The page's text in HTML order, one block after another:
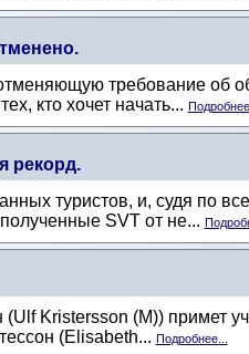
требование об
кто хочет начать...
рекорд.
туристов, и, судя по
SVT от не...
Kristersson (M)) примет
(Elisabeth... Подробнее...